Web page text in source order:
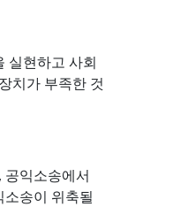
실현하고 사회
치가 부족한 것
익소송에서
송이 위축될